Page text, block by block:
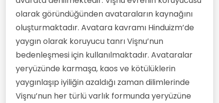
olarak göründüğünden avataraların kaynağını
oluşturmaktadır. Avatara kavramı Hinduizm’de
yaygın olarak koruyucu tanrı Vişnu’nun
bedenleşmesi için kullanılmaktadır. Avataralar
yeryüzünde karmaşa, kaos ve kötülüklerin
yaygınlaşıp iyiliğin azaldığı zaman dilimlerinde
Vişnu’nun her türlü varlık formunda yeryüzüne